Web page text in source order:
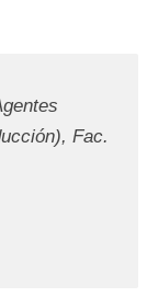
Fac.